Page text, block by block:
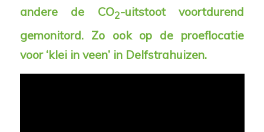
andere de CO2-uitstoot voortdurend
gemonitord. Zo ook op de proeflocatie
voor ‘klei in veen’ in Delfstrahuizen.